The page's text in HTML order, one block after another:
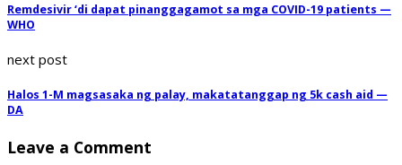
Remdesivir ‘di dapat pinanggagamot sa mga COVID-19 patients —
WHO
next post
Halos 1-M magsasaka ng palay, makatatanggap ng 5k cash aid —
DA
Leave a Comment